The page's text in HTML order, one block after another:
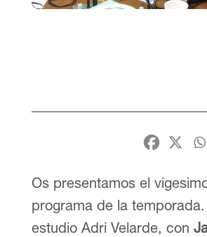
Os presentamos el
programa de la
estudio Adri Velarde, con